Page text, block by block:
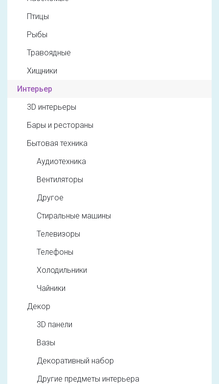
Птицы
Рыбы
Травоядные
Хищники
Интерьер
3D интерьеры
Бары и рестораны
Бытовая техника
Аудиотехника
Вентиляторы
Другое
Стиральные машины
Телевизоры
Телефоны
Холодильники
Чайники
Декор
3D панели
Вазы
Декоративный набор
Другие предметы интерьера